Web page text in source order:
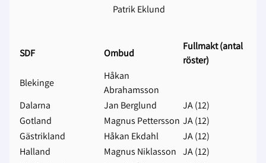
Patrik Eklund
SDF Ombud
Fullmakt (antal
röster)
Blekinge
Håkan
Abrahamsson
Dalarna
Jan Berglund
JA (12)
Gotland
Magnus Pettersson JA (12)
Gästrikland
Håkan Ekdahl
JA (12)
Halland
Magnus Niklasson JA (12)